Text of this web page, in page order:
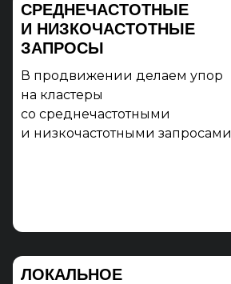
ЛОКАЛЬНОЕ
СРЕДНЕЧАСТОТНЫЕ
И НИЗКОЧАСТОТНЫЕ
ЗАПРОСЫ
В продвижении делаем упор
на кластеры
со среднечастотными
и низкочастотными запросами